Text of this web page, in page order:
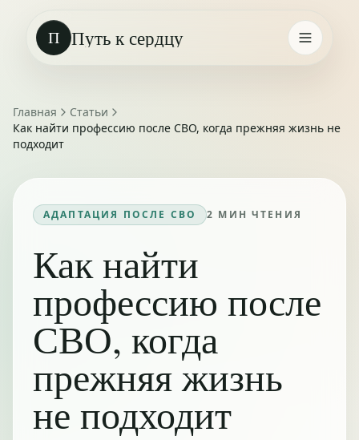
П Путь к сердцу
Главная
Статьи
Как найти профессию после СВО, когда прежняя жизнь не
подходит
АДАПТАЦИЯ ПОСЛЕ СВО 2 МИН ЧТЕНИЯ
Как найти
профессию после
СВО, когда
прежняя жизнь
не подходит